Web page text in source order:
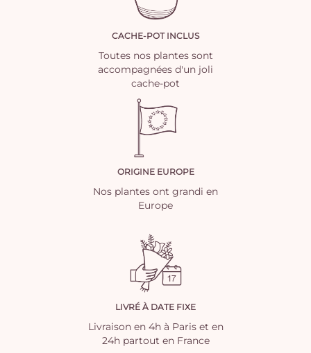
CACHE-POT INCLUS
Toutes nos plantes sont
accompagnées d'un joli
cache-pot
ORIGINE EUROPE
Nos plantes ont grandi en
Europe
LIVRÉ À DATE FIXE
Livraison en 4h à Paris et en
24h partout en France